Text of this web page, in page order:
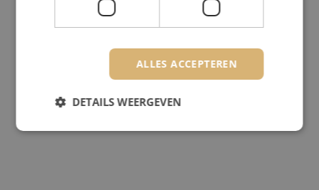
ALLES ACCEPTEREN
DETAILS WEERGEVEN